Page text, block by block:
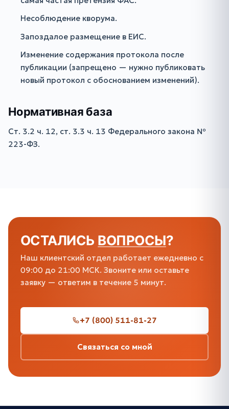
Несоблюдение кворума.
Запоздалое размещение в ЕИС.
Изменение содержания протокола после
публикации (запрещено — нужно публиковать
новый протокол с обоснованием изменений).
Нормативная база
Ст. 3.2 ч. 12, ст. 3.3 ч. 13 Федерального закона №
223-ФЗ.
ОСТАЛИСЬ ВОПРОСЫ?
Наш клиентский отдел работает ежедневно с
09:00 до 21:00 МСК. Звоните или оставьте
заявку — ответим в течение 5 минут.
+7 (800) 511-81-27
Связаться со мной